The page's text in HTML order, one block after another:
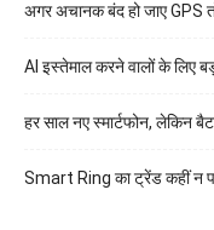
अगर अचानक बंद हो जाए GPS
AI इस्तेमाल करने वालों के लिए
हर साल नए स्मार्टफोन, लेकिन
Smart Ring का ट्रेंड कहीं न